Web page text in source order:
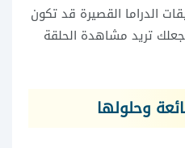
الدراما القصيرة قد تكون
تريد مشاهدة الحلقة